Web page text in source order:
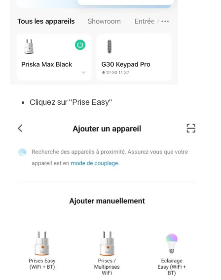
Cliquez sur "Prise Easy"